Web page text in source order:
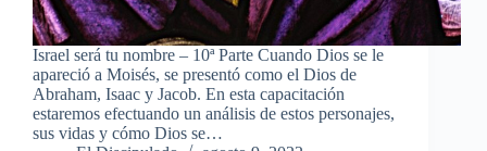
Israel será tu nombre – 10ª Parte Cuando Dios se le
apareció a Moisés, se presentó como el Dios de
Abraham, Isaac y Jacob. En esta capacitación
estaremos efectuando un análisis de estos personajes,
sus vidas y cómo Dios se…